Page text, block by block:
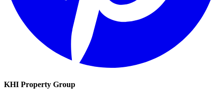
KHI Property Group